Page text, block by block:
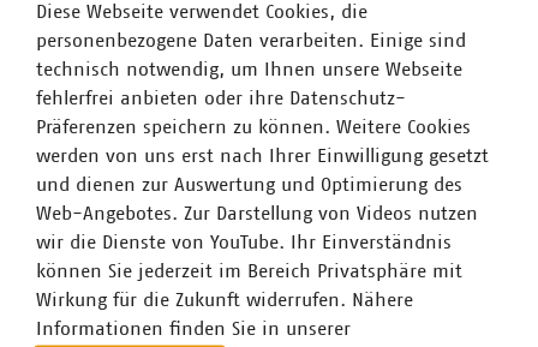
Referierende vorgestellt, um Best-Practice-Beispiele
unserer Mitgliedsunternehmen ergänzt und dann durch
die Teilnehmenden diskutiert werden.
Ansprechpartner
Diese Webseite verwendet Cookies, die
personenbezogene Daten verarbeiten. Einige sind
technisch notwendig, um Ihnen unsere Webseite
fehlerfrei anbieten oder ihre Datenschutz-
Präferenzen speichern zu können. Weitere Cookies
werden von uns erst nach Ihrer Einwilligung gesetzt
und dienen zur Auswertung und Optimierung des
Web-Angebotes. Zur Darstellung von Videos nutzen
wir die Dienste von YouTube. Ihr Einverständnis
können Sie jederzeit im Bereich Privatsphäre mit
Wirkung für die Zukunft widerrufen. Nähere
Informationen finden Sie in unserer